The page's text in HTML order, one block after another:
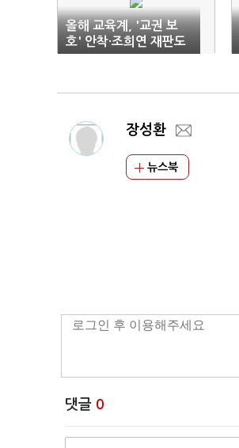
올해 교육계, '교권 보
호' 안착·조희연 재판도
'변수'
장성환
뉴스북
댓글 0